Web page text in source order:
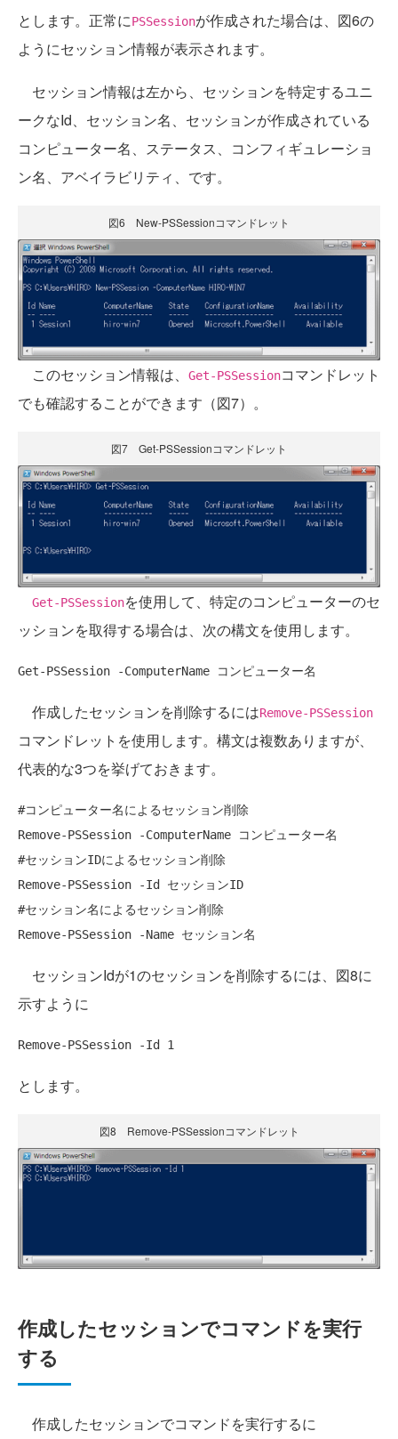
とします。正常にPSSessionが作成された場合は、図6の
ようにセッション情報が表示されます。
セッション情報は左から、セッションを特定するユニ
ークなId、セッション名、セッションが作成されている
コンピューター名、ステータス、コンフィギュレーショ
ン名、アベイラビリティ、です。
図6 New-PSSessionコマンドレット
このセッション情報は、 Get-PSSessionコマンドレット
でも確認することができます（図7）。
図7 Get-PSSessionコマンドレット
Get-PSSessionを使用して、特定のコンピューターのセ
ッションを取得する場合は、次の構文を使用します。
Get-PSSession -ComputerName コンピューター名
作成したセッションを削除するにはRemove-PSSession
コマンドレットを使用します。構文は複数ありますが、
代表的な3つを挙げておきます。
#コンピューター名によるセッション削除
Remove-PSSession -ComputerName コンピューター名
#セッションIDによるセッション削除
Remove-PSSession -Id セッションID
#セッション名によるセッション削除
Remove-PSSession -Name セッション名
セッションIdが1のセッションを削除するには、図8に
示すように
Remove-PSSession -Id 1
とします。
図8 Remove-PSSessionコマンドレット
作成したセッションでコマンドを実行
する
作成したセッションでコマンドを実行するに